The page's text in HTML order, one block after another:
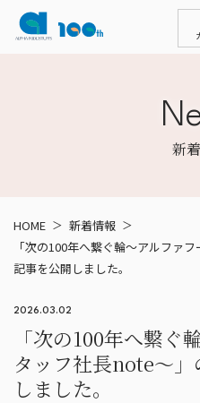
新
HOME
新着情報
「次の100年へ繋ぐ輪～アルファ
記事を公開しました。
2026.03.02
「次の100年へ繋ぐ
タッフ社長note～
しました。